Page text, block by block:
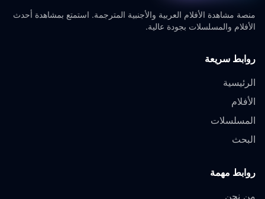
منصة مشاهدة الأفلام العربية والأجنبية المترجمة. استمتع بمشاهدة أحدث
الأفلام والمسلسلات بجودة عالية.
روابط سريعة
الرئيسية
الأفلام
المسلسلات
البحث
روابط مهمة
من نحن